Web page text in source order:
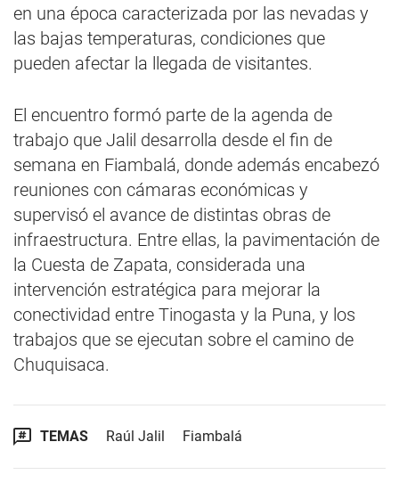
en una época caracterizada por las nevadas y
las bajas temperaturas, condiciones que
pueden afectar la llegada de visitantes.
El encuentro formó parte de la agenda de
trabajo que Jalil desarrolla desde el fin de
semana en Fiambalá, donde además encabezó
reuniones con cámaras económicas y
supervisó el avance de distintas obras de
infraestructura. Entre ellas, la pavimentación de
la Cuesta de Zapata, considerada una
intervención estratégica para mejorar la
conectividad entre Tinogasta y la Puna, y los
trabajos que se ejecutan sobre el camino de
Chuquisaca.
TEMAS Raúl Jalil Fiambalá